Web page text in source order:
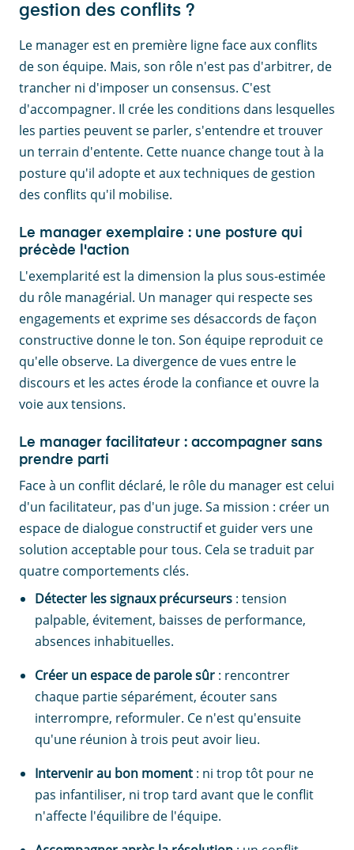
gestion des conflits ?
Le manager est en première ligne face aux conflits
de son équipe. Mais, son rôle n'est pas d'arbitrer, de
trancher ni d'imposer un consensus. C'est
d'accompagner. Il crée les conditions dans lesquelles
les parties peuvent se parler, s'entendre et trouver
un terrain d'entente. Cette nuance change tout à la
posture qu'il adopte et aux techniques de gestion
des conflits qu'il mobilise.
Le manager exemplaire : une posture qui
précède l'action
L'exemplarité est la dimension la plus sous-estimée
du rôle managérial. Un manager qui respecte ses
engagements et exprime ses désaccords de façon
constructive donne le ton. Son équipe reproduit ce
qu'elle observe. La divergence de vues entre le
discours et les actes érode la confiance et ouvre la
voie aux tensions.
Le manager facilitateur : accompagner sans
prendre parti
Face à un conflit déclaré, le rôle du manager est celui
d'un facilitateur, pas d'un juge. Sa mission : créer un
espace de dialogue constructif et guider vers une
solution acceptable pour tous. Cela se traduit par
quatre comportements clés.
Détecter les signaux précurseurs : tension
palpable, évitement, baisses de performance,
absences inhabituelles.
Créer un espace de parole sûr : rencontrer
chaque partie séparément, écouter sans
interrompre, reformuler. Ce n'est qu'ensuite
qu'une réunion à trois peut avoir lieu.
Intervenir au bon moment : ni trop tôt pour ne
pas infantiliser, ni trop tard avant que le conflit
n'affecte l'équilibre de l'équipe.